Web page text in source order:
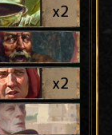
x2
x2